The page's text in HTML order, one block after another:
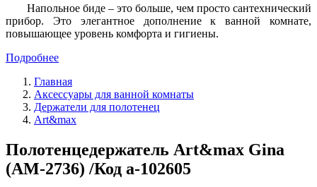
Напольное биде – это больше, чем просто сантехнический
прибор. Это элегантное дополнение к ванной комнате,
повышающее уровень комфорта и гигиены.
Подробнее
Главная
Аксессуары для ванной комнаты
Держатели для полотенец
Art&max
Полотенцедержатель Art&max Gina
(AM-2736) /Код a-102605